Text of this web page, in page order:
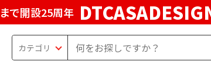
で開設25周年